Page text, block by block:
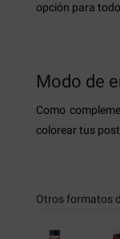
opción para
Modo de
Como
colorear tus
Otros formatos